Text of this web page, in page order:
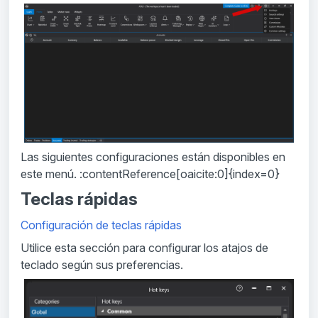
Las siguientes configuraciones están disponibles en
este menú. :contentReference[oaicite:0]{index=0}
Teclas rápidas
Configuración de teclas rápidas
Utilice esta sección para configurar los atajos de
teclado según sus preferencias.